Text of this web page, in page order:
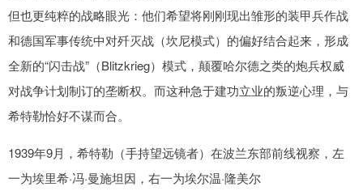
但也更纯粹的战略眼光：他们希望将刚刚现出雏形的装甲兵作战
和德国军事传统中对歼灭战（坎尼模式）的偏好结合起来，形成
全新的“闪击战”（Blitzkrieg）模式，颠覆哈尔德之类的炮兵权威
对战争计划制订的垄断权。而这种急于建功立业的叛逆心理，与
希特勒恰好不谋而合。
1939年9月，希特勒（手持望远镜者）在波兰东部前线视察，左
一为埃里希·冯·曼施坦因，右一为埃尔温·隆美尔